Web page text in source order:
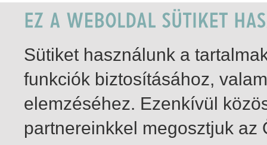
Sütiket használunk a
funkciók biztosításához,
elemzéséhez. Ezenkívül
partnereinkkel megosztjuk